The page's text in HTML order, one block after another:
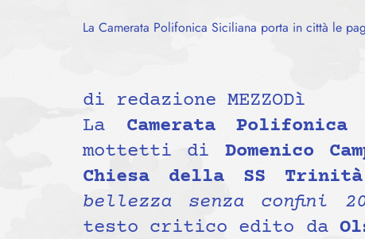
La Camerata Polifonica Siciliana porta in città le
di redazione MEZZODì
La Camerata
mottetti di Domenico
Chiesa della SS
bellezza senza confini
testo critico edito da